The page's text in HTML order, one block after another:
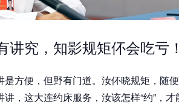
讲究，知影规矩伓会吃亏
是方便，但野有门道。汝伓晓规矩，随
，这大连约床服务，汝该怎样“约”，才